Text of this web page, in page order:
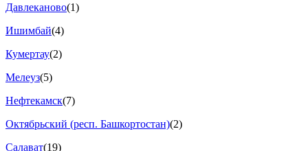
Давлеканово(1)
Ишимбай(4)
Кумертау(2)
Мелеуз(5)
Нефтекамск(7)
Октябрьский (респ. Башкортостан)(2)
Салават(19)